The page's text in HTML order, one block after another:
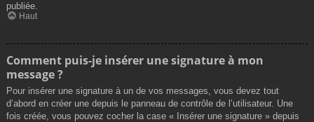
publiée.
Haut
Comment puis-je insérer une signature à mon
message ?
Pour insérer une signature à un de vos messages, vous devez tout
d’abord en créer une depuis le panneau de contrôle de l’utilisateur. Une
fois créée, vous pouvez cocher la case « Insérer une signature » depuis